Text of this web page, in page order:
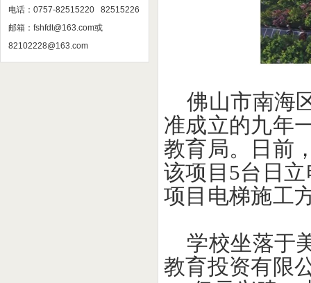
电话：0757-82515220 82515226
邮箱： fshfdt@163.com或
82102228@163.com
佛山市南海
准成立的九年
教育局。日前
该项目 5台日
项目电梯施工
学校坐落于
教育投资有限